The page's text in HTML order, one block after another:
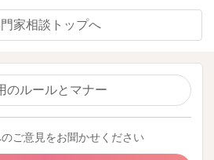
家相談トップへ
のルールとマナー
ご意見をお聞かせください